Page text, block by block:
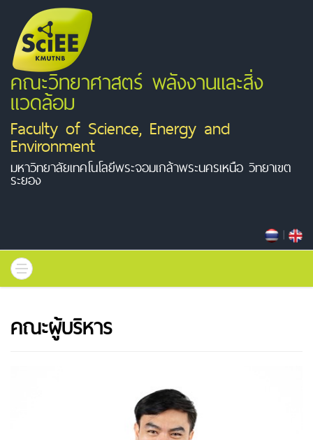
คณะวิทยาศาสตร์ พลังงานและสิ่ง
แวดล้อม
Faculty of Science, Energy and
Environment
มหาวิทยาลัยเทคโนโลยีพระจอมเกล้าพระนครเหนือ วิทยาเขต
ระยอง
|
คณะผู้บริหาร